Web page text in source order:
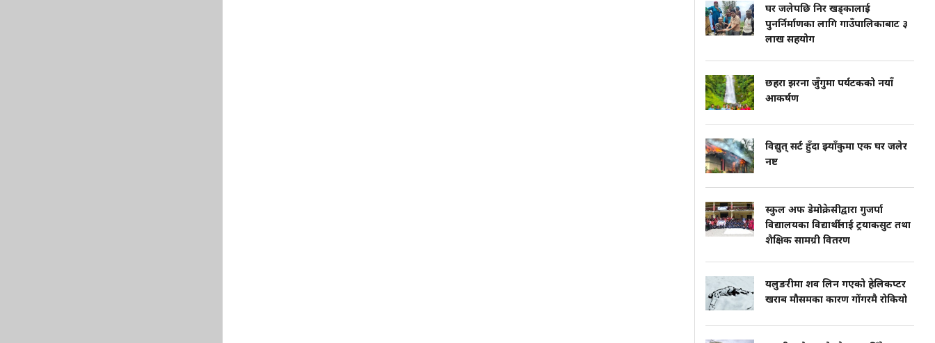
घर जलेपछि निर खड्कालाई
पुनर्निर्माणका लागि गाउँपालिकाबाट ३
लाख सहयोग
छहरा झरना जुँगुमा पर्यटकको नयाँ
आकर्षण
विद्युत् सर्ट हुँदा झ्याँकुमा एक घर जलेर
नष्ट
स्कुल अफ डेमोक्रेसीद्वारा गुजर्पा
विद्यालयका विद्यार्थीलाई ट्रयाकसुट तथा
शैक्षिक सामग्री वितरण
यलुङरीमा शव लिन गएको हेलिकप्टर
खराब मौसमका कारण गोंगरमै रोकियो